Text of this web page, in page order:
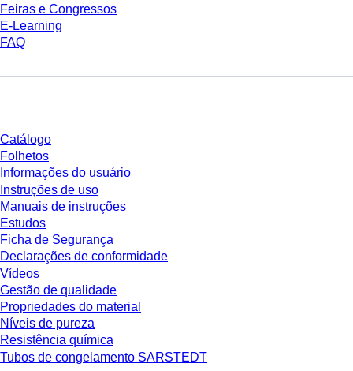
Feiras e Congressos
E-Learning
FAQ
Catálogo
Folhetos
Informações do usuário
Instruções de uso
Manuais de instruções
Estudos
Ficha de Segurança
Declarações de conformidade
Vídeos
Gestão de qualidade
Propriedades do material
Níveis de pureza
Resistência química
Tubos de congelamento SARSTEDT